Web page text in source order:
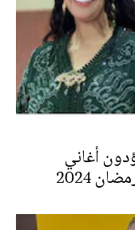
أغاني
2024